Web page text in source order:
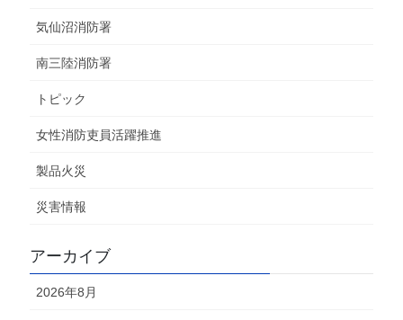
気仙沼消防署
南三陸消防署
トピック
女性消防吏員活躍推進
製品火災
災害情報
アーカイブ
2026年8月